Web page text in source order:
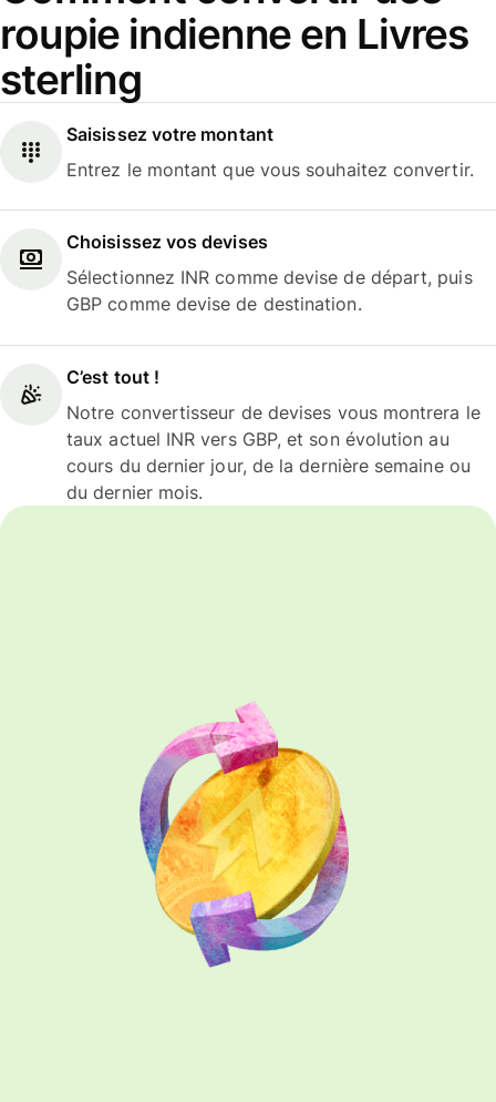
roupie indienne en Livres
sterling
Saisissez votre montant
Entrez le montant que vous souhaitez convertir.
Choisissez vos devises
Sélectionnez INR comme devise de départ, puis
GBP comme devise de destination.
C’est tout !
Notre convertisseur de devises vous montrera le
taux actuel INR vers GBP, et son évolution au
cours du dernier jour, de la dernière semaine ou
du dernier mois.